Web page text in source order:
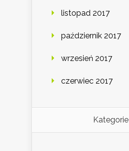
listopad 2017
październik 2017
wrzesień 2017
czerwiec 2017
Kategorie